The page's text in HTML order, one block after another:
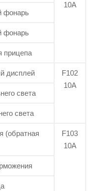
10А
фонарь
фонарь
прицепа
дисплей
F102
10А
света
света
(обратная
F103
10А